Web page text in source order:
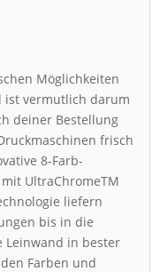
Möglichkeiten
ist vermutlich darum
deiner Bestellung
frisch
8-Farb-
UltraChromeTM
liefern
bis in die
Leinwand in bester
Farben und